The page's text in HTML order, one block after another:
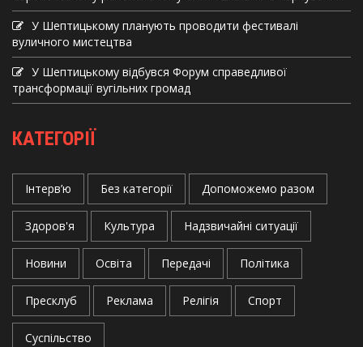
У Шептицькому планують проводити фестивалі
вуличного мистецтва
У Шептицькому відбувся Форум справедливої
трансформації вугільних громад
КАТЕГОРІЇ
Інтерв’ю Без категорії Допоможемо разом
Здоров'я Культура Надзвичайні ситуації
Новини Освіта Передачі Політика
Пресклуб Реклама Релігія Спорт
Суспільство